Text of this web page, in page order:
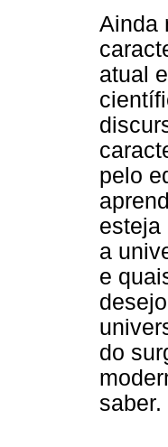
Ainda
atual
pelo
esteja
a
e
do
saber.